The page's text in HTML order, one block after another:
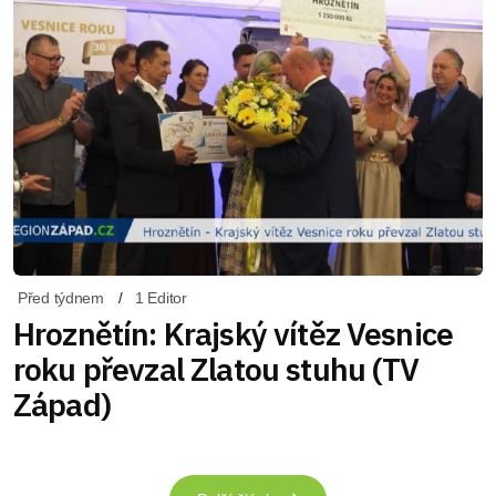
Před týdnem 1 Editor
Hroznětín: Krajský vítěz Vesnice
roku převzal Zlatou stuhu (TV
Západ)